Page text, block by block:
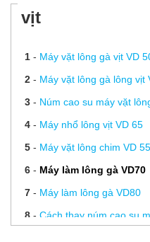
vịt
1- Máy vặt lông gà vịt VD
2- Máy vặt lông gà lông vịt
3- Núm cao su máy vặt
4- Máy nhổ lông vịt VD 65
5- Máy vặt lông chim VD 55
6- Máy làm lông gà VD70
7- Máy làm lông gà VD80
8- Cách thay núm cao su